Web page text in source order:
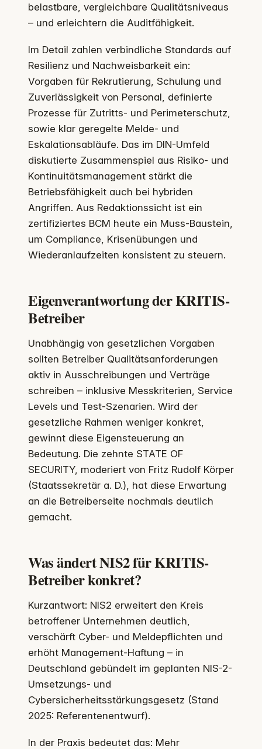
belastbare, vergleichbare Qualitätsniveaus
– und erleichtern die Auditfähigkeit.
Im Detail zahlen verbindliche Standards auf
Resilienz und Nachweisbarkeit ein:
Vorgaben für Rekrutierung, Schulung und
Zuverlässigkeit von Personal, definierte
Prozesse für Zutritts- und Perimeterschutz,
sowie klar geregelte Melde- und
Eskalationsabläufe. Das im DIN-Umfeld
diskutierte Zusammenspiel aus Risiko- und
Kontinuitätsmanagement stärkt die
Betriebsfähigkeit auch bei hybriden
Angriffen. Aus Redaktionssicht ist ein
zertifiziertes BCM heute ein Muss-Baustein,
um Compliance, Krisenübungen und
Wiederanlaufzeiten konsistent zu steuern.
Eigenverantwortung der KRITIS-
Betreiber
Unabhängig von gesetzlichen Vorgaben
sollten Betreiber Qualitätsanforderungen
aktiv in Ausschreibungen und Verträge
schreiben – inklusive Messkriterien, Service
Levels und Test-Szenarien. Wird der
gesetzliche Rahmen weniger konkret,
gewinnt diese Eigensteuerung an
Bedeutung. Die zehnte STATE OF
SECURITY, moderiert von Fritz Rudolf Körper
(Staatssekretär a. D.), hat diese Erwartung
an die Betreiberseite nochmals deutlich
gemacht.
Was ändert NIS2 für KRITIS-
Betreiber konkret?
Kurzantwort: NIS2 erweitert den Kreis
betroffener Unternehmen deutlich,
verschärft Cyber- und Meldepflichten und
erhöht Management-Haftung – in
Deutschland gebündelt im geplanten NIS-2-
Umsetzungs- und
Cybersicherheitsstärkungsgesetz (Stand
2025: Referentenentwurf).
In der Praxis bedeutet das: Mehr